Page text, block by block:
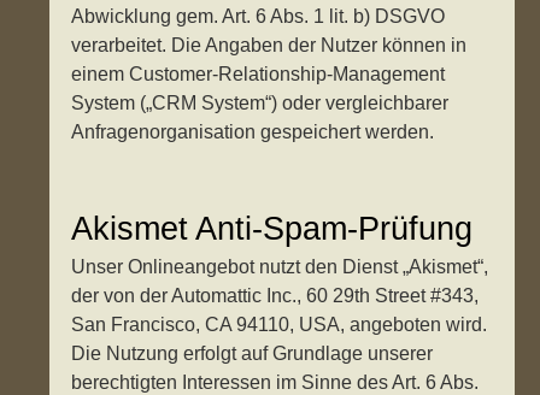
Abwicklung gem. Art. 6 Abs. 1 lit. b) DSGVO
verarbeitet. Die Angaben der Nutzer können in
einem Customer-Relationship-Management
System („CRM System“) oder vergleichbarer
Anfragenorganisation gespeichert werden.
Akismet Anti-Spam-Prüfung
Unser Onlineangebot nutzt den Dienst „Akismet“,
der von der Automattic Inc., 60 29th Street #343,
San Francisco, CA 94110, USA, angeboten wird.
Die Nutzung erfolgt auf Grundlage unserer
berechtigten Interessen im Sinne des Art. 6 Abs.